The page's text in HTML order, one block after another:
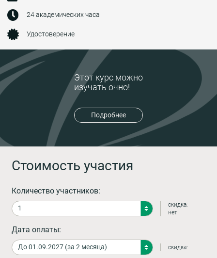
Этот курс можно
изучать очно!
Подробнее
24 академических часа
Удостоверение
Стоимость участия
Количество участников:
скидка:
нет
Дата оплаты:
скидка: